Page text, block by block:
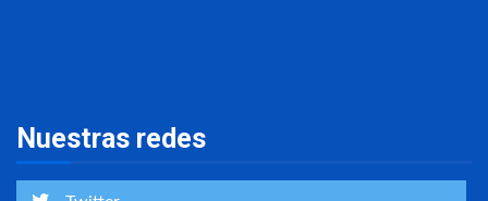
Nuestras redes